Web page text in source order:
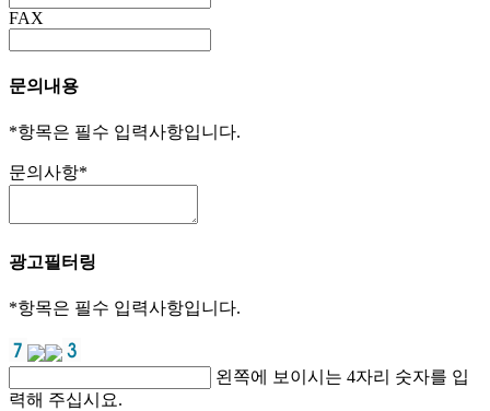
FAX
문의내용
*항목은 필수 입력사항입니다.
문의사항*
광고필터링
*항목은 필수 입력사항입니다.
왼쪽에 보이시는 4자리 숫자를 입
력해 주십시요.